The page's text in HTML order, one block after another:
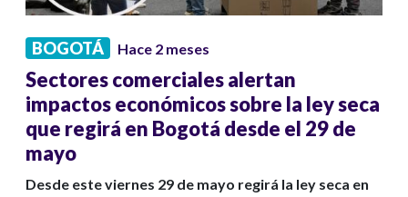
BOGOTÁ Hace 2 meses
Sectores comerciales alertan
impactos económicos sobre la ley seca
que regirá en Bogotá desde el 29 de
mayo
Desde este viernes 29 de mayo regirá la ley seca en